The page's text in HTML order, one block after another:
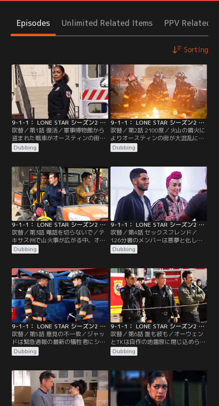
Episodes Unlimited Related Items PPV Related
Sorting
9-1-1： LONE STAR シーズン2 第01話／吹替
吹替／第1話 復活／軍事博物館から
盗まれた戦車がオースティンの街を
暴走。オーウェンは犯人の気持ちに
寄り添いながら、説得を始める。そ
救命士の隊長、トミー・ベガがチー
ムに加わることに。一方、オーウェ
ンは元妻でTKの母親であるグウィン
と再会し…。
Dubbing
9-1-1： LONE STAR シーズン2 第02話／吹替
吹替／第2話 2100度／火山の噴火に
よりオースティンの街が大混乱に陥
る。噴火による亀裂はプールパーテ
ィーをする大学生やミニゴルフ中の
は、地下のマグマによる被害は拡大
すると予測。どこから噴火してもお
かしくない状況の中、126分署の隊
員たちは、救命活動に奔走する。
Dubbing
9-1-1： LONE STAR シーズン2 第03話／吹替
吹替／第3話 電話を切らないで／テ
キサス州で山火事が広がる中、オク
ラホマやニューメキシコなどから資
材と人員が提供され、ロサンゼルス
な中、山火事に巻き込まれ、キャン
プ場に取り残された子どもたちがい
るとの連絡が入り、8人編成で現場
へ向かう。さらにヘリコプターの墜
落事故が発生し、オーウェンたちは
命をかけて戦うことに。
Dubbing
9-1-1： LONE STAR シーズン2 第04話／吹替
吹替／第4話 セックスフレンド／
126分署のメンバーは悪夢と化した
結婚式に駆けつける。グレースは衝
撃的な状況に陥った女王様と奴隷を
ンとグウィンが新しい関係に悩む一
方、マルジャンの元には昔から関係
のある男が現れる。
Dubbing
9-1-1： LONE STAR シーズン2 第05話／吹替
吹替／第5話 意見の不一致／ジャッ
ドは緊急通報の最新の犠牲者にショ
ックを受ける。グレースとカルロス
には家庭内暴力で逃げ場のない状況
が…。さらに126分署のメンバーは
父と娘が命の危険にさらされる恐ろ
しい高速道路の事故現場に到着す
る。一方、オーウェンとグウィンは
2人にとって厳しい決断を迫られる
Dubbing
9-1-1： LONE STAR シーズン2 第06話／吹替
吹替／第6話 誰も彼も／オーウェン
とTKは自作の地雷原に閉じ込められ
た2人の兄弟を救うために命がけの
救助へ。グレースは兄弟がひん死の
報を受ける。トミーはチームの救命
士に空きがあるため、新たな候補者
の面接をすることに。さらにポール
の元に母親と疎遠になっていた妹が
訪れる。
Dubbing